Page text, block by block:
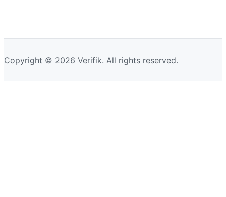
Copyright © 2026 Verifik. All rights reserved.